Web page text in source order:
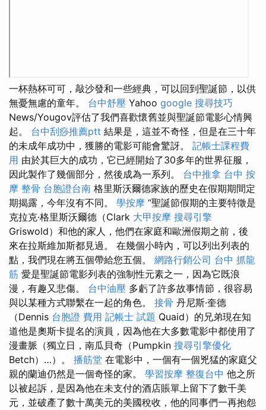
一杯熱杯可可，敲沙發和一些經典，可以回到聖誕節，以供
無憂無慮的童年。 台中舒壓 Yahoo google 搜尋技巧
News/Yougov評估了我們喜歡懷舊並與聖誕節電影心情興
起。 台中刮痧推薦ptt 結果是，這並不奇怪，但是在三十年
的未成年成功中，獲勝的電影可能會驚訝。 記帳士課程費
用 由於其巨大的成功，它已經開始了30多年的世界征服，
因此製作了幾個部分，然後成為一系列。 台中推拿 台中 按
摩 整骨 台胞證台南 格里斯沃爾德家族的歷史在假期期間定
期揭露，今年沒有不同。 學按摩 “聖誕節假期的主要特徵是
克拉克·格里斯沃爾德（Clark 大甲按摩 搜尋引擎
Griswold）和他的家人，他們在家庭和歐洲假期之前，後
來在拉斯維加斯都見過。 在幾個小時內，可以列出列表的
點，我們現在將五個帶給您五個。 網路行銷公司 台中 抓龍
筋 愛是聖誕節電影列表的強制性元素之一，因為它既浪
漫，有趣又悲傷。 台中油壓 多虧了許多故事情節，很容易
與以某種方式聯繫在一起的角色。 接骨 丹尼斯·奎德
（Dennis 台胞證 費用 記帳士 試題 Quaid）的兄弟現在知
道他是奧斯卡提名的演員，因為他在大多數電影中都使用了
漫畫脈（獨立日，南瓜貝奇（Pumpkin 搜尋引擎優化
Betch）…）。 播筋堂 在電影中，一個有一個兇猛的家庭父
親的蘭迪仍然是一個奇怪的家。 學習按摩 整復台中 他之所
以被起訴，是因為他在未支付的酒店賬單上留下了數千美
元，並破產了數十萬美元的美國稅收，他的同事們一再抱怨